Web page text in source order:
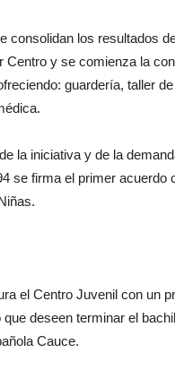
consolidan los resultados
Centro y se comienza la
guardería, taller
la iniciativa y de la
se firma el primer
el Centro Juvenil con un
deseen terminar el
Cauce.